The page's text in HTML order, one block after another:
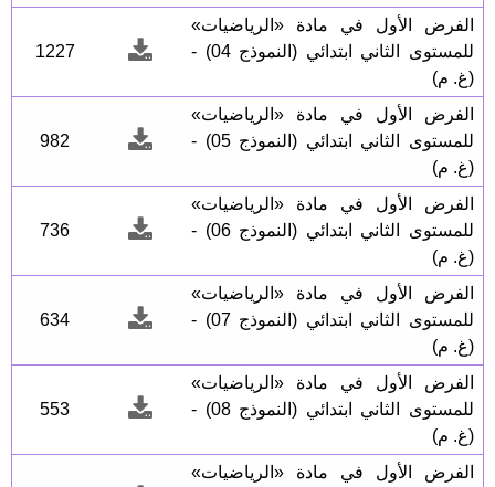
الفرض الأول في مادة «الرياضيات»
للمستوى الثاني ابتدائي (النموذج 04) -
(غ. م)
1227
الفرض الأول في مادة «الرياضيات»
للمستوى الثاني ابتدائي (النموذج 05) -
(غ. م)
982
الفرض الأول في مادة «الرياضيات»
للمستوى الثاني ابتدائي (النموذج 06) -
(غ. م)
736
الفرض الأول في مادة «الرياضيات»
للمستوى الثاني ابتدائي (النموذج 07) -
(غ. م)
634
الفرض الأول في مادة «الرياضيات»
للمستوى الثاني ابتدائي (النموذج 08) -
(غ. م)
553
الفرض الأول في مادة «الرياضيات»